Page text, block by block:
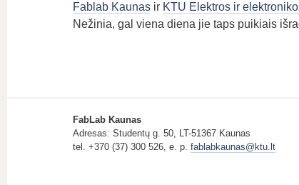
Fablab Kaunas ir KTU Elektros ir
Nežinia, gal viena diena jie taps puikiais
FabLab Kaunas
Adresas: Studentų g. 50, LT-51367 Kaunas
tel. +370 (37) 300 526, e. p. fablabkaunas@ktu.lt